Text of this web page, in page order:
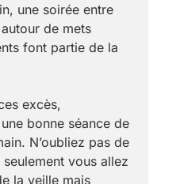
une soirée entre
de mets
font partie de la
excès,
bonne séance de
N’oubliez pas de
vous allez
la veille mais